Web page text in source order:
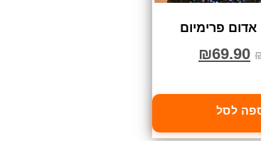
פרימיום
₪69.90
לסל